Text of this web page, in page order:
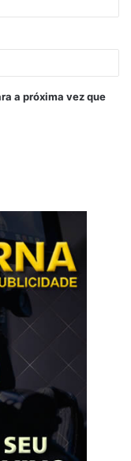
a próxima vez que